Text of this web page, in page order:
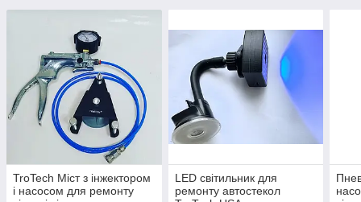
TroTech Міст з інжектором
і насосом для ремонту
LED світильник для
ремонту автостекол